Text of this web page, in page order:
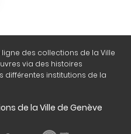
des collections de la Ville
via des histoires
différentes institutions de la
de la Ville de Genève